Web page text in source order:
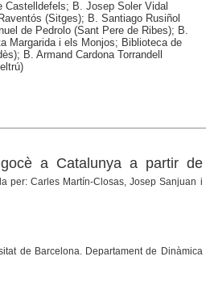
Castelldefels; B. Josep Soler Vidal
(Sitges); B. Santiago Rusiñol
de Pedrolo (Sant Pere de Ribes); B.
Margarida i els Monjos; Biblioteca de
B. Armand Cardona Torrandell
a Catalunya a partir de
per: Carles Martín-Closas, Josep Sanjuan i
de Barcelona. Departament de Dinàmica